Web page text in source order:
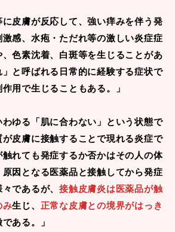
に皮膚が反応して、強い痒みを伴う発
感、水疱・ただれ等の激しい炎症症
色素沈着、白斑等を生じることがあ
と呼ばれる日常的に経験する症状で
用で生じることもある。」
わゆる「肌に合わない」という状態で
皮膚に接触することで現れる炎症で
れても発症するか否かはその人の体
因となる医薬品と接触してから発症
であるが、接触皮膚炎は医薬品が触
み生じ、 正常な皮膚との境界がはっき
ある。」